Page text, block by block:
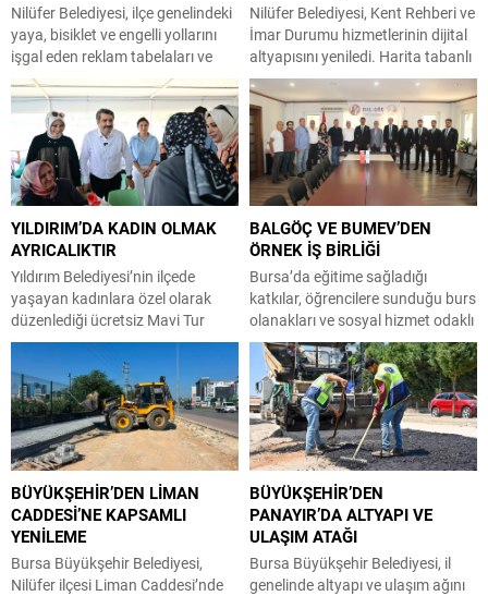
Nilüfer Belediyesi, ilçe genelindeki
yaya, bisiklet ve engelli yollarını
işgal eden reklam tabelaları ve
dubaları temizledi. Kurallara
uymayan esnafa ve hatalı park
eden sürücülere de cezai işlem
uygulandı. Nilüfer Belediyesi
Zabıta Müdürlüğü ekipleri,
vatandaşların sokaklarda rahat
ve güvenli bir şekilde hareket
edebilmesini sağlamak amacıyla
kapsamlı bir denetim
gerçekleştirdi. İlçe genelinde...
Nilüfer Belediyesi, Kent Rehberi ve
İmar Durumu hizmetlerinin dijital
altyapısını yeniledi. Harita tabanlı
yeni sistemle binalar 3 boyutlu
olarak incelenebilirken, akıllı imar
danışmanı özelliği sayesinde
karmaşık teknik terimler
vatandaşlar için sade bir anlatıma
dönüştürülüyor. Nilüfer
Belediyesi, vatandaşların kent
bilgilerine ve imar durumu
verilerine daha hızlı, kolay ve
şeffaf bir şekilde...
YILDIRIM’DA KADIN OLMAK
AYRICALIKTIR
Yıldırım Belediyesi’nin ilçede
yaşayan kadınlara özel olarak
düzenlediği ücretsiz Mavi Tur
seferleri devam ediyor. Yıldırım
Belediyesi, ilçeyi geleceğe taşıyan
fiziki yatırımlarını sosyal
belediyecilik projeleriyle de
desteklemeyi sürdürüyor.
Vatandaşların yaşam kalitesini
artıracak çalışmalara bir yenisini
ekleyen Yıldırım Belediyesi, ilçedeki
kadınlar için Mavi Tur programını
hayata geçirdi. Mudanya’dan
başlayan Mavi Tur seferleri;...
BALGÖÇ VE BUMEV’DEN
ÖRNEK İŞ BİRLİĞİ
Bursa’da eğitime sağladığı
katkılar, öğrencilere sunduğu burs
olanakları ve sosyal hizmet odaklı
çalışmalarıyla öne çıkan Muş
Eğitim ve Hizmet Vakfı (BUMEV),
sivil toplum kuruluşları ile
arasındaki iş birliğini
güçlendiriyor. BUMEV Başkanı
Ahmet Akın ve Vakıf Yönetim
Kurulu Üyeleri, bu kapsamda
Balkan Göçmenleri Kültür ve
Dayanışma Derneği’ni (BALGÖÇ)
ziyaret ederek, BALGÖÇ...
BÜYÜKŞEHİR’DEN LİMAN
CADDESİ’NE KAPSAMLI
YENİLEME
Bursa Büyükşehir Belediyesi,
Nilüfer ilçesi Liman Caddesi’nde
BÜYÜKŞEHİR’DEN
PANAYIR’DA ALTYAPI VE
ULAŞIM ATAĞI
Bursa Büyükşehir Belediyesi, il
genelinde altyapı ve ulaşım ağını